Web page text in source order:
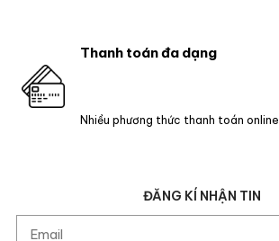
Thanh toán đa dạng
Nhiều phương thức thanh toán online
ĐĂNG KÍ NHẬN TIN